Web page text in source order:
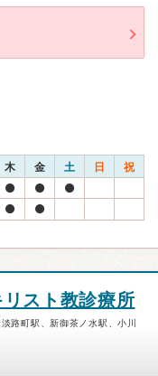
木 金 土 日 祝
スト教診療所
路町駅、新御茶ノ水駅、小川